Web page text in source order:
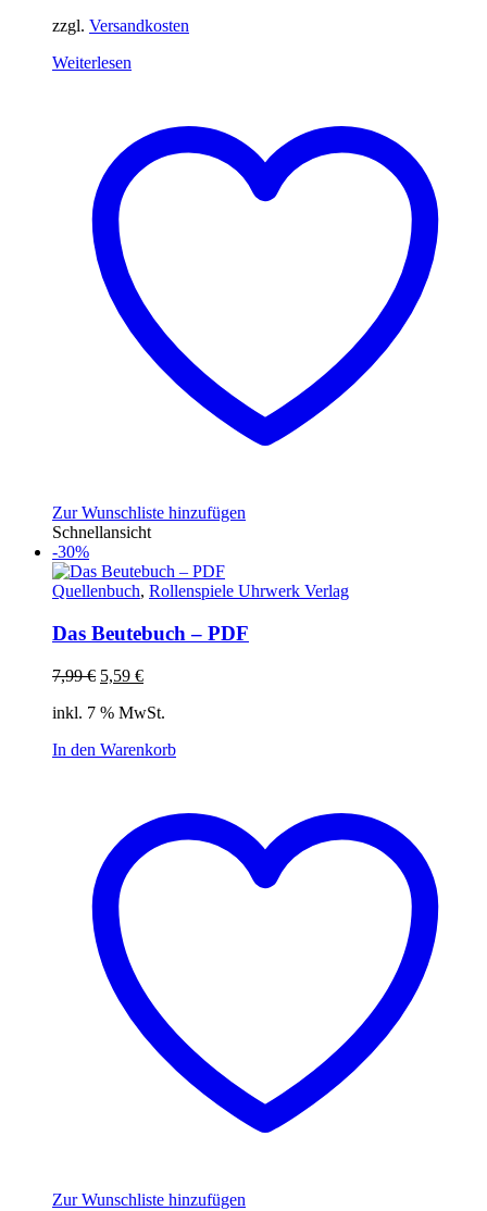
zzgl. Versandkosten
Weiterlesen
Zur Wunschliste hinzufügen
Schnellansicht
-30%
Quellenbuch, Rollenspiele Uhrwerk Verlag
Das Beutebuch – PDF
7,99€ Ursprünglicher
war:
5,59 €Aktueller
ist:
inkl. 7 % MwSt.
In den Warenkorb
Zur Wunschliste hinzufügen